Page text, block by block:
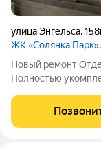
улица Энгельса,
ЖК «Солянка Парк»
Новый ремонт Отдельные спальни Вместимость до 4 гостей
Полностью укомплектованная
парковка у дома
ЖК "Coлянкa